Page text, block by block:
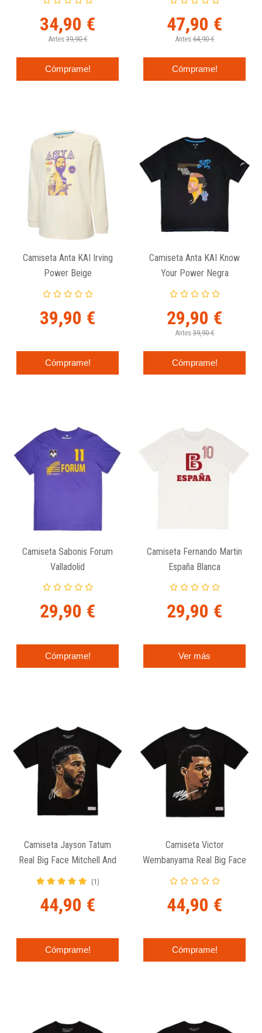
34,90 €
Antes 39,90 €
Cómprame!
47,90 €
Antes 64,90 €
Cómprame!
Camiseta Anta KAI Irving
Power Beige
39,90 €
Cómprame!
Camiseta Anta KAI Know
Your Power Negra
29,90 €
Antes 39,90 €
Cómprame!
Camiseta Sabonis Forum
Valladolid
29,90 €
Cómprame!
Camiseta Fernando Martin
España Blanca
29,90 €
Ver más
Camiseta Jayson Tatum
Real Big Face Mitchell And
Ness
(1)
44,90 €
Cómprame!
Camiseta Victor
Wembanyama Real Big Face
Mitchell And Ness
44,90 €
Cómprame!